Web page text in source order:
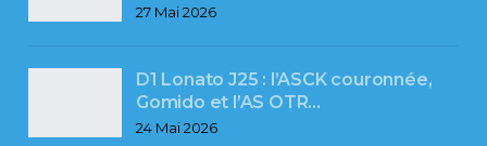
27 Mai 2026
D1 Lonato J25 : l’ASCK couronnée,
Gomido et l’AS OTR…
24 Mai 2026